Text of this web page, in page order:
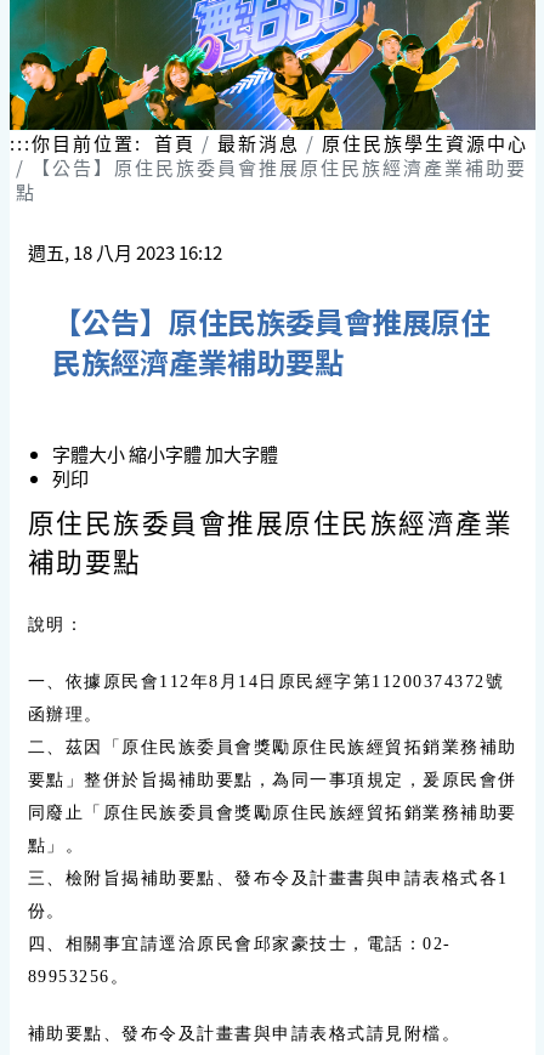
:::你目前位置: 首頁 最新消息
原住民族學生資源中心
【公告】原住民族委員會推展原住民族經濟產業補助要
點
週五, 18 八月 2023 16:12
【公告】原住民族委員會推展原住
民族經濟產業補助要點
字體大小縮小字體加大字體
列印
原住民族委員會推展原住民族經濟產業
補助要點
說明：
一、依據原民會112年8月14日原民經字第11200374372號
函辦理。
二、茲因「原住民族委員會獎勵原住民族經貿拓銷業務補助
要點」整併於旨揭補助要點，為同一事項規定，爰原民會併
同廢止「原住民族委員會獎勵原住民族經貿拓銷業務補助要
點」。
三、檢附旨揭補助要點、發布令及計畫書與申請表格式各1
份。
四、相關事宜請逕洽原民會邱家豪技士，電話：02-
89953256。
補助要點、發布令及計畫書與申請表格式請見附檔。